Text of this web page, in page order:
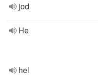
jod
He
hel